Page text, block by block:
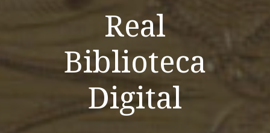
Real
Biblioteca
Digital